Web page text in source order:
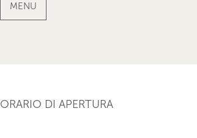
MENU
ORARIO DI APERTURA